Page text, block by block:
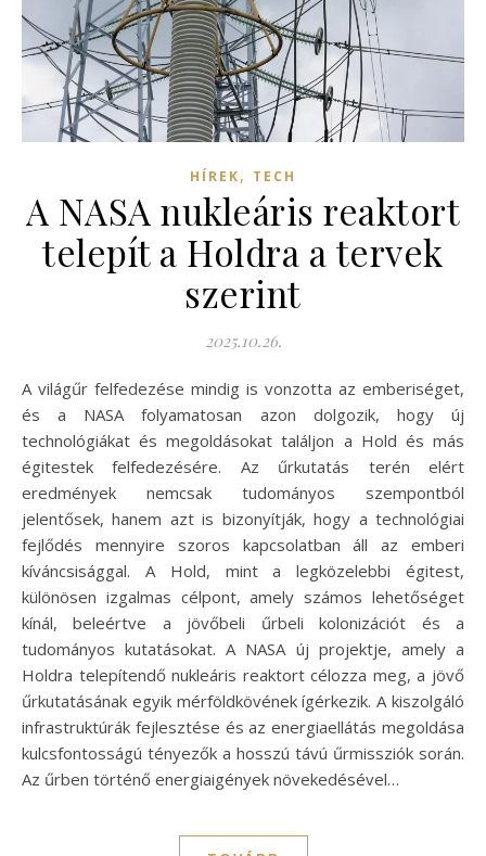
HÍREK, TECH
A NASA nukleáris reaktort
telepít a Holdra a tervek
szerint
2025.10.26.
A világűr felfedezése mindig is vonzotta az emberiséget,
és a NASA folyamatosan azon dolgozik, hogy új
technológiákat és megoldásokat találjon a Hold és más
égitestek felfedezésére. Az űrkutatás terén elért
eredmények nemcsak tudományos szempontból
jelentősek, hanem azt is bizonyítják, hogy a technológiai
fejlődés mennyire szoros kapcsolatban áll az emberi
kíváncsisággal. A Hold, mint a legközelebbi égitest,
különösen izgalmas célpont, amely számos lehetőséget
kínál, beleértve a jövőbeli űrbeli kolonizációt és a
tudományos kutatásokat. A NASA új projektje, amely a
Holdra telepítendő nukleáris reaktort célozza meg, a jövő
űrkutatásának egyik mérföldkövének ígérkezik. A kiszolgáló
infrastruktúrák fejlesztése és az energiaellátás megoldása
kulcsfontosságú tényezők a hosszú távú űrmissziók során.
Az űrben történő energiaigények növekedésével…